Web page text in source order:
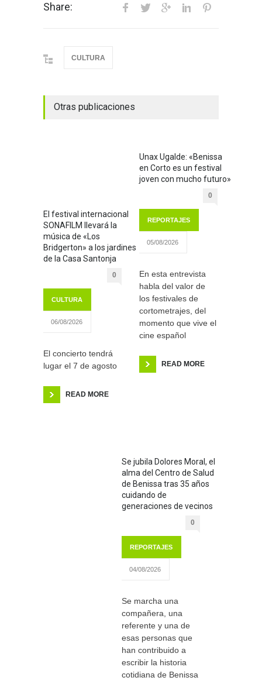
Share:
CULTURA
Otras publicaciones
El festival internacional
SONAFILM llevará la
música de «Los
Bridgerton» a los jardines
de la Casa Santonja
0
CULTURA
06/08/2026
El concierto tendrá
lugar el 7 de agosto
READ MORE
Unax Ugalde: «Benissa
en Corto es un festival
joven con mucho futuro»
0
REPORTAJES
05/08/2026
En esta entrevista
habla del valor de
los festivales de
cortometrajes, del
momento que vive el
cine español
READ MORE
Se jubila Dolores Moral, el
alma del Centro de Salud
de Benissa tras 35 años
cuidando de
generaciones de vecinos
0
REPORTAJES
04/08/2026
Se marcha una
compañera, una
referente y una de
esas personas que
han contribuido a
escribir la historia
cotidiana de Benissa